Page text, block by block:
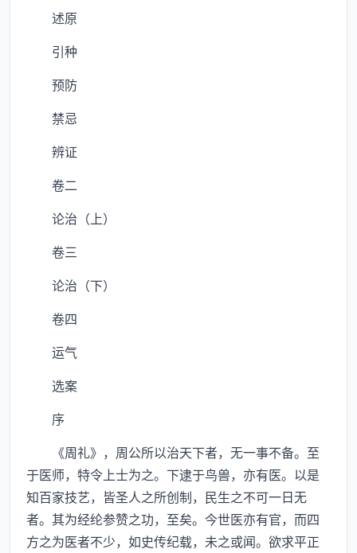
述原
引种
预防
禁忌
辨证
卷二
论治（上）
卷三
论治（下）
卷四
运气
选案
序
《周礼》，周公所以治天下者，无一事不备。至
于医师，特令上士为之。下逮于鸟兽，亦有医。以是
知百家技艺，皆圣人之所创制，民生之不可一日无
者。其为经纶参赞之功，至矣。今世医亦有官，而四
方之为医者不少，如史传纪载，未之或闻。欲求平正